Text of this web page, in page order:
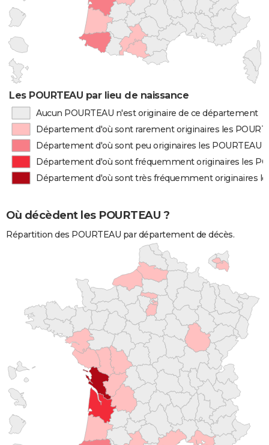
Les POURTEAU par lieu de naissance
Aucun POURTEAU n'est originaire de ce département
Département d'où sont rarement originaires les
Département d'où sont peu originaires les POURTEAU
Département d'où sont fréquemment originaires les
Département d'où sont très fréquemment originaires
Où décèdent les POURTEAU ?
Répartition des POURTEAU par département de décès.